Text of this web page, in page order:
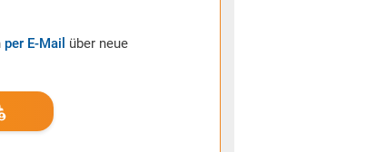
per E-Mail über neue